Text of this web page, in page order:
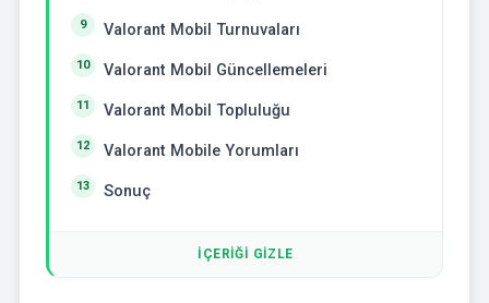
Valorant Mobil Turnuvaları
Valorant Mobil Güncellemeleri
Valorant Mobil Topluluğu
Valorant Mobile Yorumları
Sonuç
İÇERİĞİ GİZLE